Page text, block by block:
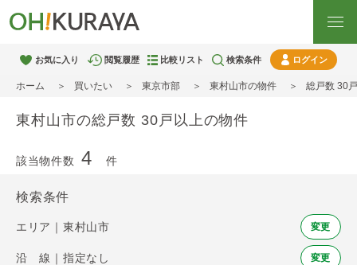
お気に入り 閲覧履歴 比較リスト 検索条件 ログイン
ホーム 買いたい 東京市部 東村山市の物件 総戸数 30
東村山市の総戸数 30戸以上の物件
該当物件数 4 件
検索条件
エリア｜東村山市 変更
沿 線｜指定なし 変更